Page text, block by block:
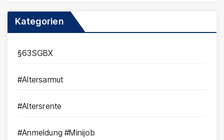
Kategorien
§63SGBX
#Altersarmut
#Altersrente
#Anmeldung #Minijob